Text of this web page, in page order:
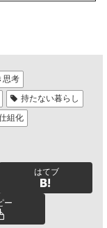
思考
持たない暮らし
組化
はてブ
ー